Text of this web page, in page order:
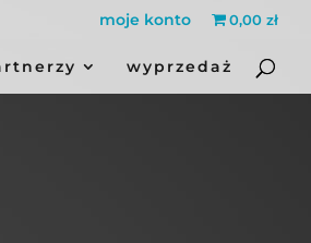
moje konto 0,00 zł
wyprzedaż